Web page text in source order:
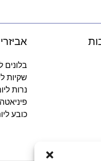
בלונים
שקיות
נרות
כובע